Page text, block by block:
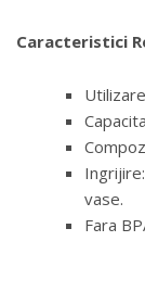
Caracteristici
vase.
Fara